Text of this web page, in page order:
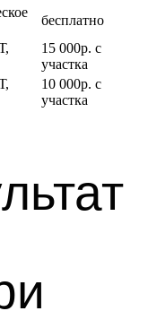
бесплатно
15 000р. с
участка
10 000р. с
участка